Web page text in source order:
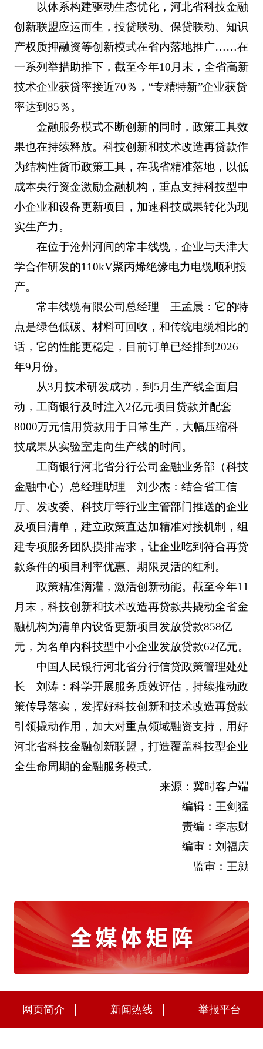
以体系构建驱动生态优化，河北省科技金融
创新联盟应运而生，投贷联动、保贷联动、知识
产权质押融资等创新模式在省内落地推广……在
一系列举措助推下，截至今年10月末，全省高新
技术企业获贷率接近70％，“专精特新”企业获贷
率达到85％。
金融服务模式不断创新的同时，政策工具效
果也在持续释放。科技创新和技术改造再贷款作
为结构性货币政策工具，在我省精准落地，以低
成本央行资金激励金融机构，重点支持科技型中
小企业和设备更新项目，加速科技成果转化为现
实生产力。
在位于沧州河间的常丰线缆，企业与天津大
学合作研发的110kV聚丙烯绝缘电力电缆顺利投
产。
常丰线缆有限公司总经理 王孟晨：它的特
点是绿色低碳、材料可回收，和传统电缆相比的
话，它的性能更稳定，目前订单已经排到2026
年9月份。
从3月技术研发成功，到5月生产线全面启
动，工商银行及时注入2亿元项目贷款并配套
8000万元信用贷款用于日常生产，大幅压缩科
技成果从实验室走向生产线的时间。
工商银行河北省分行公司金融业务部（科技
金融中心）总经理助理 刘少杰：结合省工信
厅、发改委、科技厅等行业主管部门推送的企业
及项目清单，建立政策直达加精准对接机制，组
建专项服务团队摸排需求，让企业吃到符合再贷
款条件的项目利率优惠、期限灵活的红利。
政策精准滴灌，激活创新动能。截至今年11
月末，科技创新和技术改造再贷款共撬动全省金
融机构为清单内设备更新项目发放贷款858亿
元，为名单内科技型中小企业发放贷款62亿元。
中国人民银行河北省分行信贷政策管理处处
长 刘涛：科学开展服务质效评估，持续推动政
策传导落实，发挥好科技创新和技术改造再贷款
引领撬动作用，加大对重点领域融资支持，用好
河北省科技金融创新联盟，打造覆盖科技型企业
全生命周期的金融服务模式。
来源：冀时客户端
编辑：王剑猛
责编：李志财
编审：刘福庆
监审：王勍
网页简介 新闻热线 举报平台